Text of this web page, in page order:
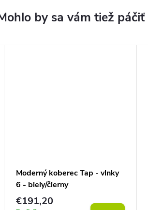
Moderný koberec Tap - vlnky
6 - biely/čierny
€191,20